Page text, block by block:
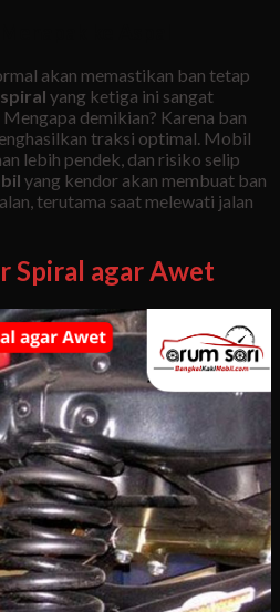
akan memastikan ban tetap
yang ketiga ini sangat
demikian? Karena ban
traksi optimal. Mobil
lebih pendek, dan risiko selip
yang kendor akan membuat ban
terutama saat melewati jalan
Spiral agar Awet